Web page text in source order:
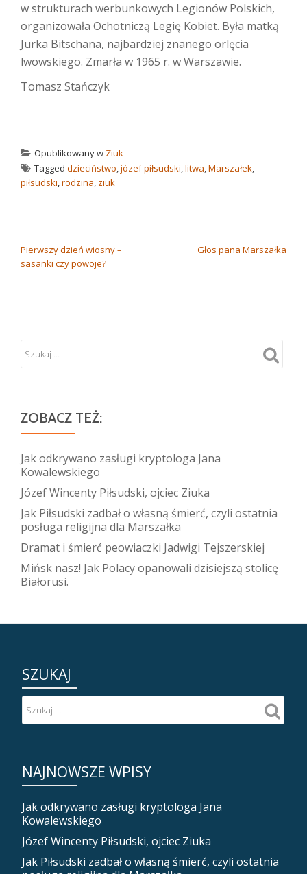
w strukturach werbunkowych Legionów Polskich,
organizowała Ochotniczą Legię Kobiet. Była matką
Jurka Bitschana, najbardziej znanego orlęcia
lwowskiego. Zmarła w 1965 r. w Warszawie.
Tomasz Stańczyk
Opublikowany w Ziuk
Tagged dzieciństwo,józef piłsudski,litwa,Marszałek,
piłsudski,rodzina, ziuk
Pierwszy dzień wiosny –
sasanki czy powoje?
Głos pana Marszałka
ZOBACZ TEŻ:
Jak odkrywano zasługi kryptologa Jana
Kowalewskiego
Józef Wincenty Piłsudski, ojciec Ziuka
Jak Piłsudski zadbał o własną śmierć, czyli ostatnia
posługa religijna dla Marszałka
Dramat i śmierć peowiaczki Jadwigi Tejszerskiej
Mińsk nasz! Jak Polacy opanowali dzisiejszą stolicę
Białorusi.
SZUKAJ
NAJNOWSZE WPISY
Jak odkrywano zasługi kryptologa Jana
Kowalewskiego
Józef Wincenty Piłsudski, ojciec Ziuka
Jak Piłsudski zadbał o własną śmierć, czyli ostatnia